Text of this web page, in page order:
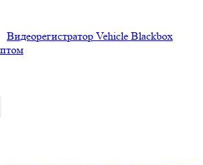
Видеорегистратор Vehicle Blackbox